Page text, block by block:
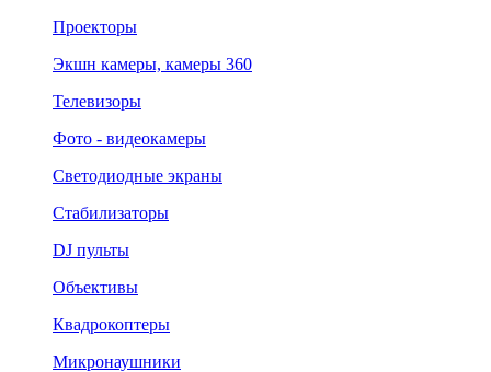
Проекторы
Экшн камеры, камеры 360
Телевизоры
Фото - видеокамеры
Светодиодные экраны
Стабилизаторы
DJ пульты
Объективы
Квадрокоптеры
Микронаушники